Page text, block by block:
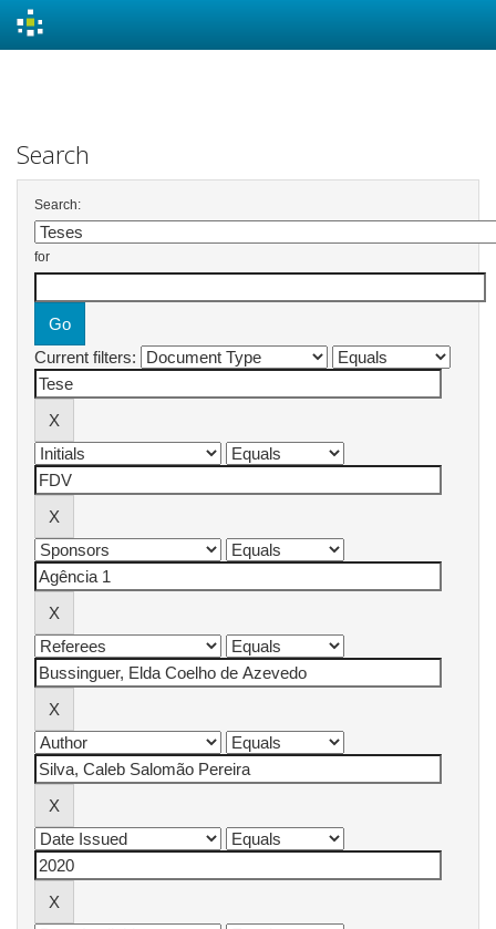
Search
Search:
for
Current filters: